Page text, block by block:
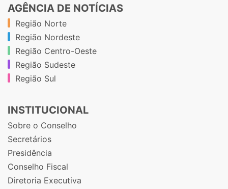
AGÊNCIA DE NOTÍCIAS
Região Norte
Região Nordeste
Região Centro-Oeste
Região Sudeste
Região Sul
INSTITUCIONAL
Sobre o Conselho
Secretários
Presidência
Conselho Fiscal
Diretoria Executiva